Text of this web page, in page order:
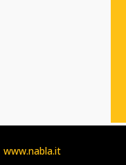
www.nabla.it